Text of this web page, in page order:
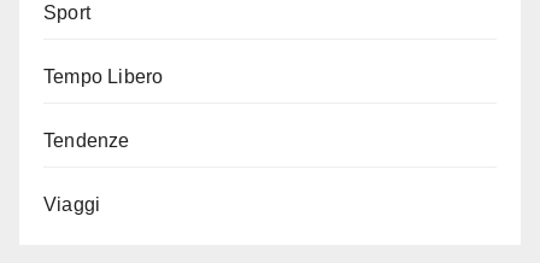
Sport
Tempo Libero
Tendenze
Viaggi